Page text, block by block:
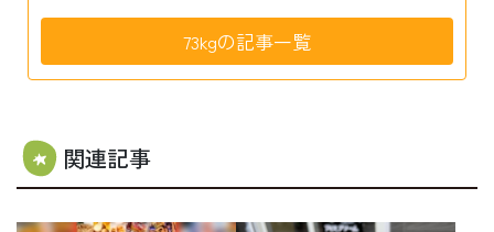
73kgの記事一覧
関連記事